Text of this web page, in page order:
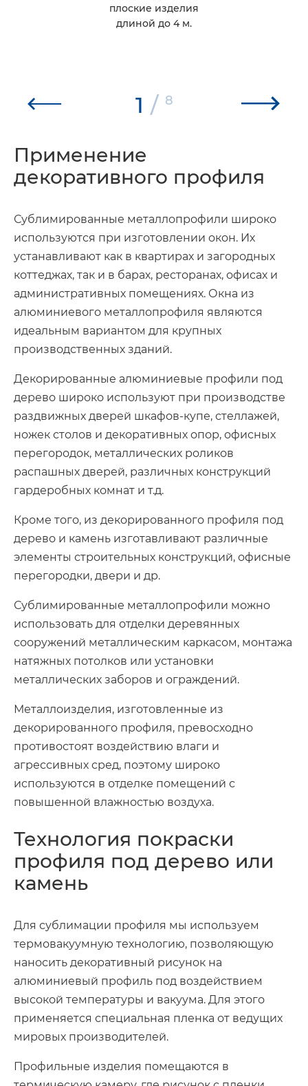
плоские изделия
длиной до 4 м.
1 / 8
Применение
декоративного профиля
Сублимированные металлопрофили широко
используются при изготовлении окон. Их
устанавливают как в квартирах и загородных
коттеджах, так и в барах, ресторанах, офисах и
административных помещениях. Окна из
алюминиевого металлопрофиля являются
идеальным вариантом для крупных
производственных зданий.
Декорированные алюминиевые профили под
дерево широко используют при производстве
раздвижных дверей шкафов-купе, стеллажей,
ножек столов и декоративных опор, офисных
перегородок, металлических роликов
распашных дверей, различных конструкций
гардеробных комнат и т.д.
Кроме того, из декорированного профиля под
дерево и камень изготавливают различные
элементы строительных конструкций, офисные
перегородки, двери и др.
Сублимированные металлопрофили можно
использовать для отделки деревянных
сооружений металлическим каркасом, монтажа
натяжных потолков или установки
металлических заборов и ограждений.
Металлоизделия, изготовленные из
декорированного профиля, превосходно
противостоят воздействию влаги и
агрессивных сред, поэтому широко
используются в отделке помещений с
повышенной влажностью воздуха.
Технология покраски
профиля под дерево или
камень
Для сублимации профиля мы используем
термовакуумную технологию, позволяющую
наносить декоративный рисунок на
алюминиевый профиль под воздействием
высокой температуры и вакуума. Для этого
применяется специальная пленка от ведущих
мировых производителей.
Профильные изделия помещаются в